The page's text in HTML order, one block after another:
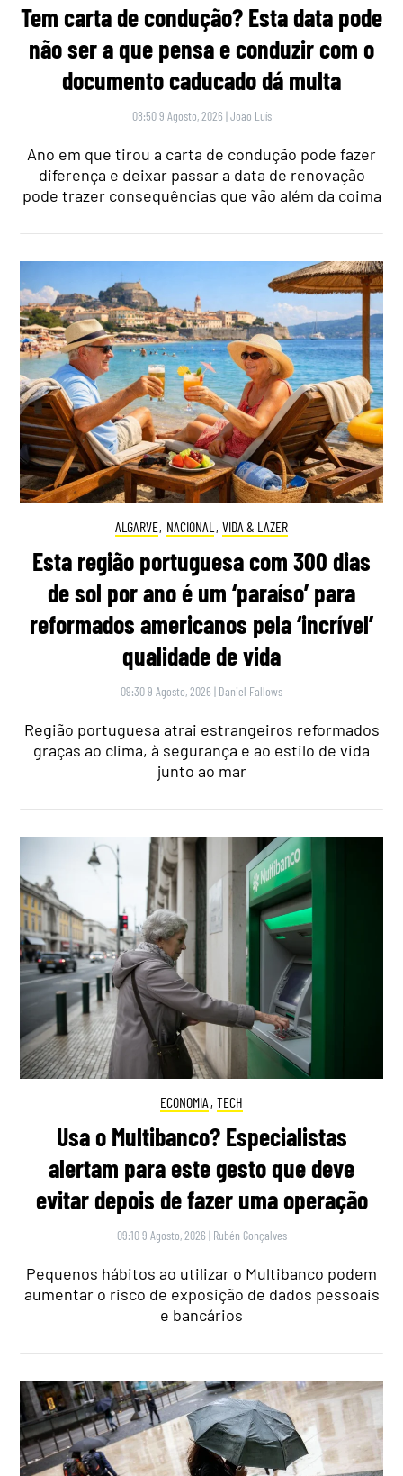
Tem carta de condução? Esta data pode
não ser a que pensa e conduzir com o
documento caducado dá multa
08:50 9 Agosto, 2026 |João Luís
Ano em que tirou a carta de condução pode fazer
diferença e deixar passar a data de renovação
pode trazer consequências que vão além da coima
ALGARVE, NACIONAL , VIDA & LAZER
Esta região portuguesa com 300 dias
de sol por ano é um ‘paraíso’ para
reformados americanos pela ‘incrível’
qualidade de vida
09:30 9 Agosto, 2026 | Daniel Fallows
Região portuguesa atrai estrangeiros reformados
graças ao clima, à segurança e ao estilo de vida
junto ao mar
ECONOMIA , TECH
Usa o Multibanco? Especialistas
alertam para este gesto que deve
evitar depois de fazer uma operação
09:10 9 Agosto, 2026 | Rubén Gonçalves
Pequenos hábitos ao utilizar o Multibanco podem
aumentar o risco de exposição de dados pessoais
e bancários